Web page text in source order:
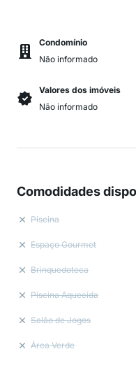
Condomínio
Não informado
Valores dos imóveis
Não informado
Comodidades
Piscina
Espaço Gourmet
Brinquedoteca
Piscina Aquecida
Salão de Jogos
Área Verde